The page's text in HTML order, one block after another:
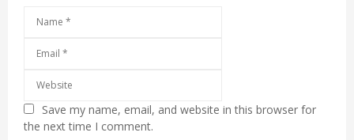
Save my name, email, and website in this browser for
the next time I comment.